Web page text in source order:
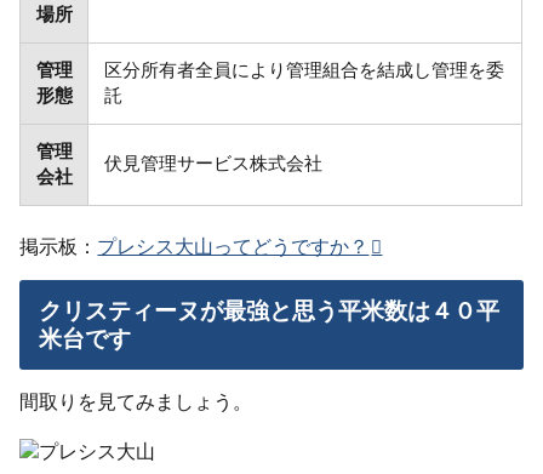
場所
管理
形態
区分所有者全員により管理組合を結成し管理を委
託
管理
会社
伏見管理サービス株式会社
掲示板： プレシス大山ってどうですか？
クリスティーヌが最強と思う平米数は４０平
米台です
間取りを見てみましょう。